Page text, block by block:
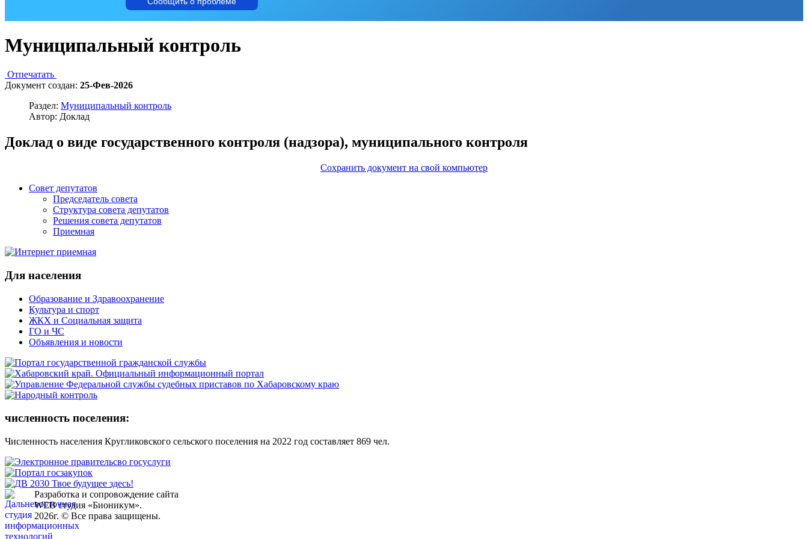
Муниципальный контроль
Отпечатать
Документ создан: 25-Фев-2026
Раздел: Муниципальный контроль
Автор: Доклад
Доклад о виде государственного контроля (надзора), муниципального контроля
Сохранить документ на свой компьютер
Совет депутатов
Председатель совета
Структура совета депутатов
Решения совета депутатов
Приемная
Для населения
Образование и Здравоохранение
Культура и спорт
ЖКХ и Социальная защита
ГО и ЧС
Объявления и новости
численность поселения:
Численность населения Кругликовского сельского поселения на 2022 год составляет 869 чел.
Разработка и сопровождение сайта
WEB студия «Бионикум».
2026г. © Все права защищены.